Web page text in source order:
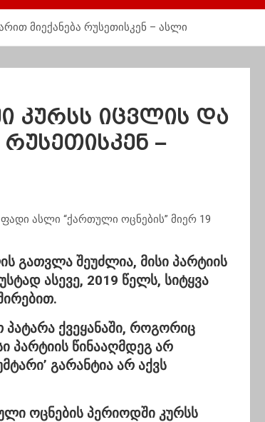
მიექანება რუსეთისკენ – ასლი
კურსს იცვლის და
–
ასლი “ქართული ოცნების” მიერ 19
გათვლა შეუძლია, მისი პარტიის
ასევე, 2019 წელს, სიტყვა
ქვეყანაში, როგორიც
პარტიის წინააღმდეგ არ
გარანტია არ აქვს
ოცნების პერიოდში კურსს